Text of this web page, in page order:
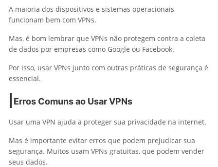
A maioria dos dispositivos e sistemas operacionais
funcionam bem com VPNs.
Mas, é bom lembrar que VPNs não protegem contra a coleta
de dados por empresas como Google ou Facebook.
Por isso, usar VPNs junto com outras práticas de segurança é
essencial.
Erros Comuns ao Usar VPNs
Usar uma VPN ajuda a proteger sua privacidade na internet.
Mas é importante evitar erros que podem prejudicar sua
segurança. Muitos usam VPNs gratuitas, que podem vender
seus dados.